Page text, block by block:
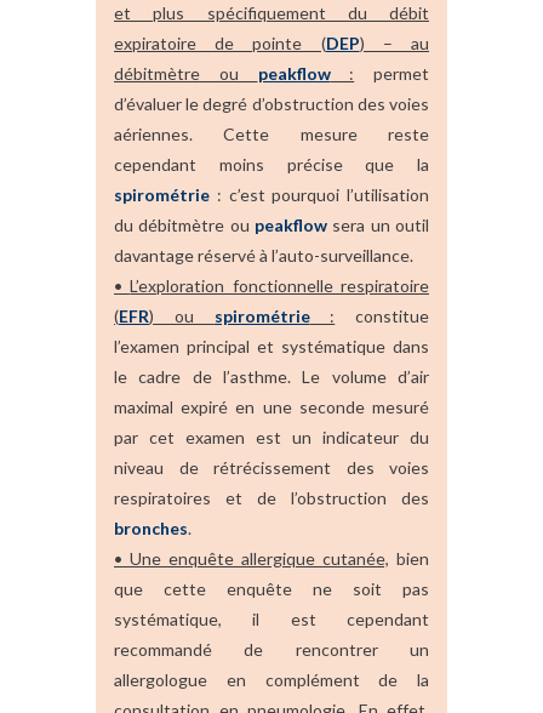
et plus spécifiquement du débit
expiratoire de pointe (DEP) – au
débitmètre ou peakflow: permet
d’évaluer le degré d’obstruction des voies
aériennes. Cette mesure reste
cependant moins précise que la
spirométrie : c’est pourquoi l’utilisation
du débitmètre ou peakflow sera un outil
davantage réservé à l’auto-surveillance.
•L’exploration fonctionnelle respiratoire
(EFR) ou spirométrie: constitue
l’examen principal et systématique dans
le cadre de l’asthme. Le volume d’air
maximal expiré en une seconde mesuré
par cet examen est un indicateur du
niveau de rétrécissement des voies
respiratoires et de l’obstruction des
bronches.
• Une enquête allergique cutanée, bien
que cette enquête ne soit pas
systématique, il est cependant
recommandé de rencontrer un
allergologue en complément de la